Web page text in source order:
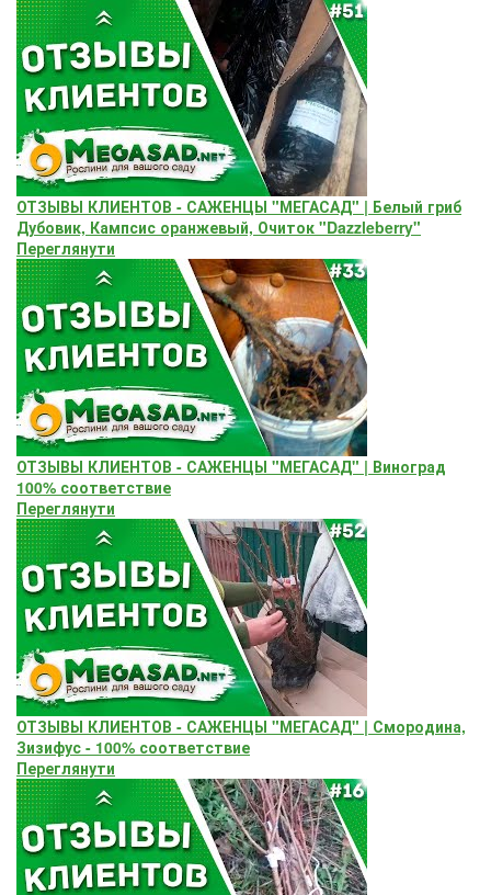
ОТЗЫВЫ КЛИЕНТОВ - САЖЕНЦЫ "МЕГАСАД" | Белый гриб
Дубовик, Кампсис оранжевый, Очиток "Dazzleberry"
Переглянути
ОТЗЫВЫ КЛИЕНТОВ - САЖЕНЦЫ "МЕГАСАД" | Виноград
100% соответствие
Переглянути
ОТЗЫВЫ КЛИЕНТОВ - САЖЕНЦЫ "МЕГАСАД" | Смородина,
Зизифус - 100% соответствие
Переглянути